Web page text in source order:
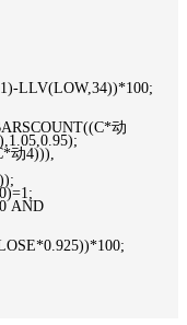
LLV(LOW,34))*100;
动
动4))),
AND